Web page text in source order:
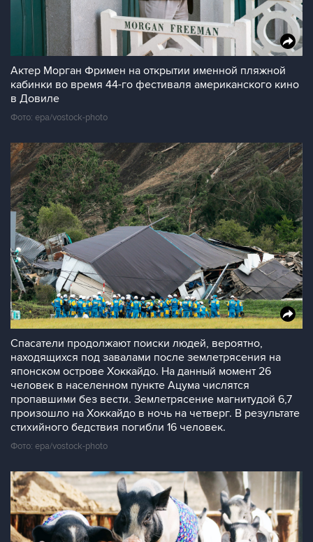
Актер Морган Фримен на открытии именной пляжной
кабинки во время 44-го фестиваля американского кино
в Довиле
Фото: epa/vostock-photo
Спасатели продолжают поиски людей, вероятно,
находящихся под завалами после землетрясения на
японском острове Хоккайдо. На данный момент 26
человек в населенном пункте Ацума числятся
пропавшими без вести. Землетрясение магнитудой 6,7
произошло на Хоккайдо в ночь на четверг. В результате
стихийного бедствия погибли 16 человек.
Фото: epa/vostock-photo